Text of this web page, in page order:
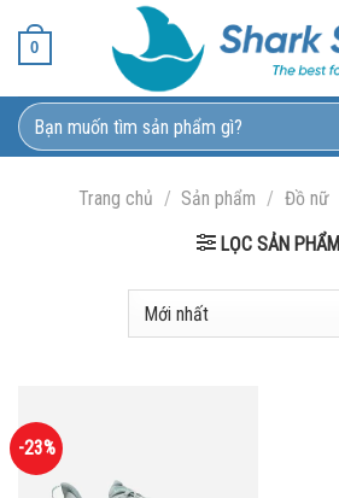
dung
0
Tìm
kiếm:
Trang chủ / Sản phẩm / Đồ nữ
LỌC SẢN PHẨM
-23%